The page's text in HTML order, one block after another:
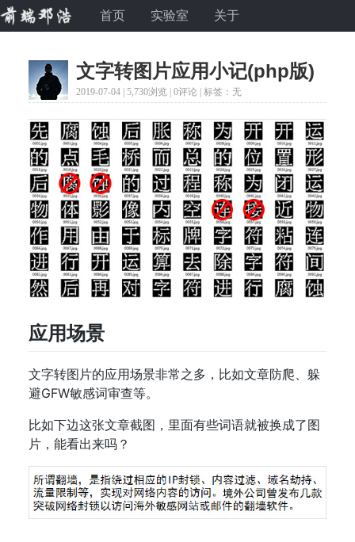
首页 实验室 关于
文字转图片应用小记(php版)
2019-07-04 | 5,730浏览 | 0评论 | 标签：无
应用场景
文字转图片的应用场景非常之多，比如文章防爬、躲
避GFW敏感词审查等。
比如下边这张文章截图，里面有些词语就被换成了图
片，能看出来吗？